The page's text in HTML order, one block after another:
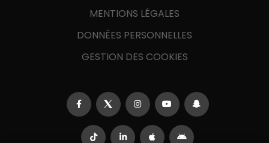
MENTIONS LÉGALES
DONNÉES PERSONNELLES
GESTION DES COOKIES